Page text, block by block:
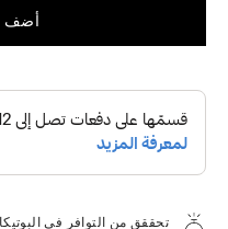
أضف
تحققق من التوافر في